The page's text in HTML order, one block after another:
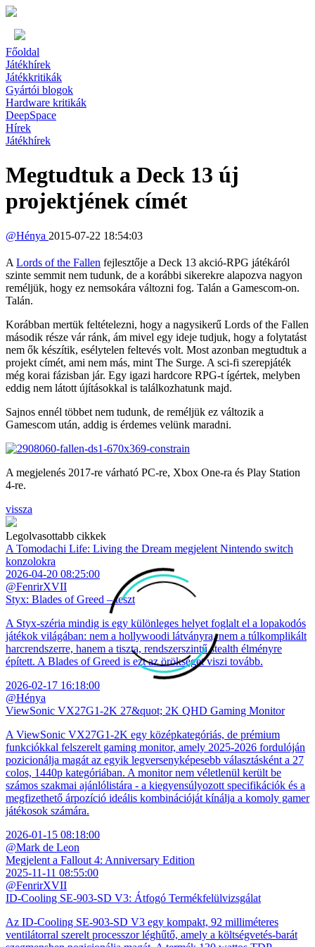
Főoldal
Játékhírek
Játékkritikák
Gyártói blogok
Hardware kritikák
DeepSpace
Hírek
Játékhírek
Megtudtuk a Deck 13 új
projektjének címét
@Hénya 2015-07-22 18:54:03
A Lords of the Fallen fejlesztője a Deck 13 akció-RPG játékáról
szinte semmit nem tudunk, de a korábbi sikerekre alapozva nagyon
reméljük, hogy ez nemsokára változni fog. Talán a Gamescom-on.
Talán.
Korábban mertük feltételezni, hogy a nagysikerű Lords of the Fallen
második része vár ránk, ám mivel egy ideje tudjuk, hogy a folytatást
nem ők készítik, esélytelen feltevés volt. Most azonban megtudtuk a
projekt címét, ami nem más, mint The Surge. A sci-fi szerepjáték
még korai fázisban jár. Egy igazi hardcore RPG-t ígértek, melyben
eddig nem látott újításokkal is találkozhatunk majd.
Sajnos ennél többet nem tudunk, de reméljük ez változik a
Gamescom után, addig is érdemes velünk maradni.
A megjelenés 2017-re várható PC-re, Xbox One-ra és Play Station
4-re.
vissza
Legolvasottabb cikkek
A Tomodachi Life: Living the Dream megjelent Nintendo switch
konzolokra
2026-04-20 08:25:00
@FenrirXVII
Styx: Blades of Greed – teszt
A Styx-széria mindig is egy különleges helyet foglalt el a lopakodós
játékok világában: nem a hollywoodi látványra, nem a túlkomplikált
harcrendszerre, hanem a tiszta, rendszerszintű stealth élményre
épített. A Blades of Greed is ezt az örökséget viszi tovább.
2026-02-17 16:18:00
@Hénya
ViewSonic VX27G1-2K 27&quot; 2K QHD Gaming Monitor
A ViewSonic VX27G1-2K egy középkategóriás, de prémium
funkciókkal felszerelt gaming monitor, amely 2025-2026 fordulóján
pozicionálja magát az egyik legversenyképesebb választásként a 27
colos, 1440p kategóriában. A monitor nem véletlenül került be
számos szakmai ajánlólistára - a kiegyensúlyozott specifikációk és a
megfizethető árpozíció ideális kombinációját kínálja a komoly gamer
játékosok számára.
2026-01-15 08:18:00
@Mark de Leon
Megjelent a Fallout 4: Anniversary Edition
2025-11-11 08:55:00
@FenrirXVII
ID-Cooling SE-903-SD V3: Átfogó Termékfelülvizsgálat
Az ID-Cooling SE-903-SD V3 egy kompakt, 92 milliméteres
ventilátorral szerelt processzor léghűtő, amely a költségvetés-barát